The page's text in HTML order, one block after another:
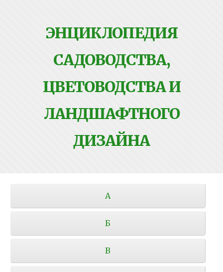
ЭНЦИКЛОПЕДИЯ
САДОВОДСТВА,
ЦВЕТОВОДСТВА И
ЛАНДШАФТНОГО
ДИЗАЙНА
А
Б
В